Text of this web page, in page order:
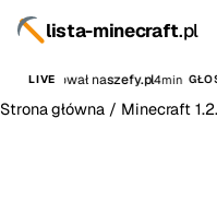
lista-minecraft.pl
LIVE
zagłosował naszefy.pl4min GŁOS
Strona główna / Minecraft